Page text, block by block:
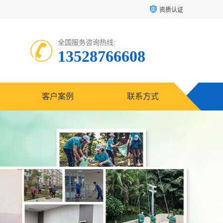
资质认证
全国服务咨询热线:
13528766608
客户案例 联系方式